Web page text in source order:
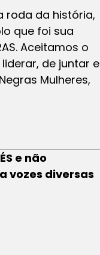
roda da história,
que foi sua
Aceitamos o
de juntar e
Mulheres,
e não
vozes diversas